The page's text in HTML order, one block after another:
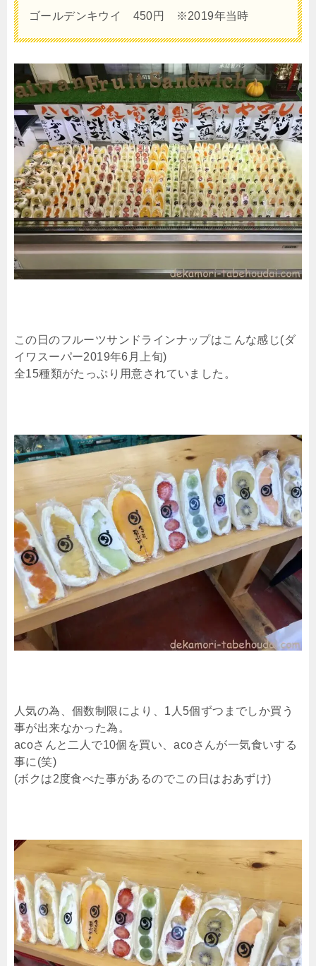
ゴールデンキウイ 450円 ※2019年当時
この日のフルーツサンドラインナップはこんな感じ(ダ
イワスーパー2019年6月上旬)
全15種類がたっぷり用意されていました。
人気の為、個数制限により、1人5個ずつまでしか買う
事が出来なかった為。
acoさんと二人で10個を買い、acoさんが一気食いする
事に(笑)
(ボクは2度食べた事があるのでこの日はおあずけ)